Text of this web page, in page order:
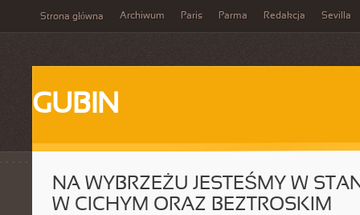
Strona główna Archiwum Paris Parma Redakcja Sevilla
GUBIN
NA WYBRZEŻU JESTEŚMY W
W CICHYM ORAZ BEZTROSKIM